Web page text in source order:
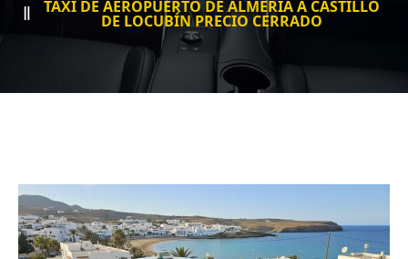
TAXI DE AEROPUERTO DE ALMERÍA A CASTILLO
DE LOCUBÍN PRECIO CERRADO